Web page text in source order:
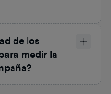
de los
medir la